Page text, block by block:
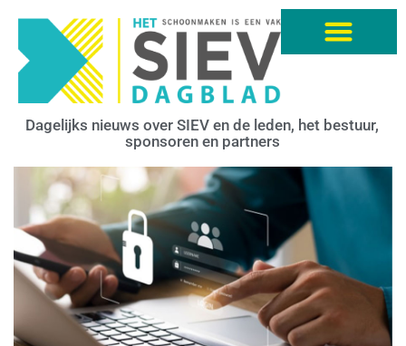
Dagelijks nieuws over SIEV en de leden, het bestuur,
sponsoren en partners